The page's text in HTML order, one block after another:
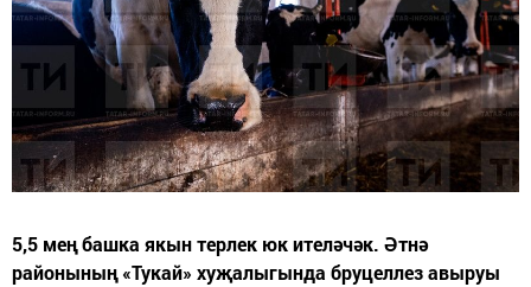
5,5 мең башка якын терлек юк ителәчәк. Әтнә
районының «Тукай» хуҗалыгында бруцеллез авыруы